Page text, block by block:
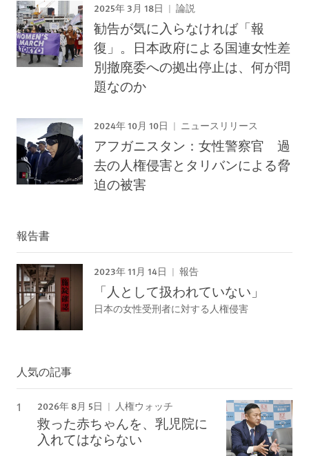
2025年 3月 18日 論説
勧告が気に入らなければ「報
復」。日本政府による国連女性差
別撤廃委への拠出停止は、何が問
題なのか
2024年 10月 10日 ニュースリリース
アフガニスタン：女性警察官 過
去の人権侵害とタリバンによる脅
迫の被害
報告書
2023年 11月 14日 報告
「人として扱われていない」
日本の女性受刑者に対する人権侵害
人気の記事
2026年 8月 5日 人権ウォッチ
救った赤ちゃんを、乳児院に
入れてはならない